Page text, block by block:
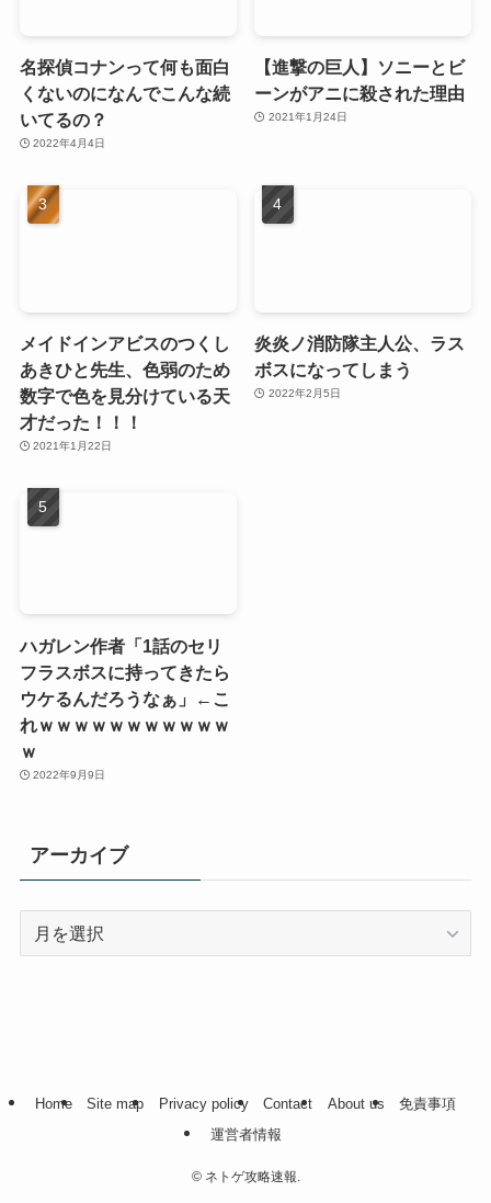
名探偵コナンって何も面白
くないのになんでこんな続
いてるの？
2022年4月4日
【進撃の巨人】ソニーとビ
ーンがアニに殺された理由
2021年1月24日
メイドインアビスのつくし
あきひと先生、色弱のため
数字で色を見分けている天
才だった！！！
2021年1月22日
炎炎ノ消防隊主人公、ラス
ボスになってしまう
2022年2月5日
ハガレン作者「1話のセリ
フラスボスに持ってきたら
ウケるんだろうなぁ」←こ
れｗｗｗｗｗｗｗｗｗｗｗ
ｗ
2022年9月9日
アーカイブ
Home Site map Privacy policy Contact About us
免責事項
運営者情報
©ネトゲ攻略速報.